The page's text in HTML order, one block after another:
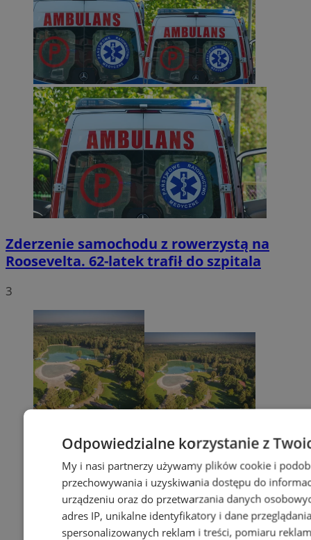
Zderzenie samochodu z rowerzystą na
Roosevelta. 62-latek trafił do szpitala
3
Odpowiedzialne korzystanie z
My i nasi partnerzy używamy plików cookie i
przechowywania i uzyskiwania dostępu do
urządzeniu oraz do przetwarzania danych
adres IP, unikalne identyfikatory i dane
spersonalizowanych reklam i treści, pomiaru